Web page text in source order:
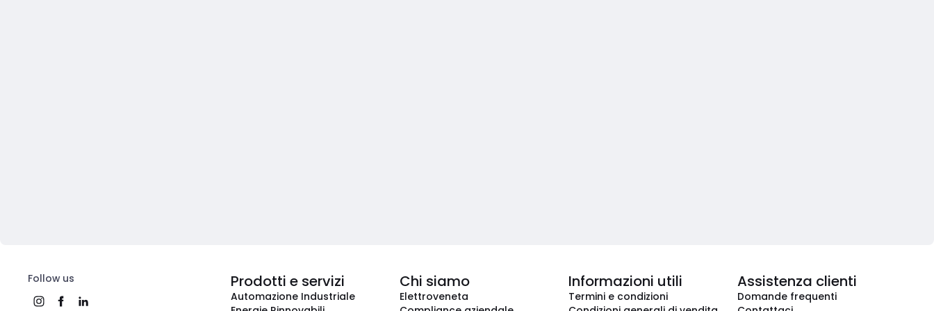
Follow us Prodotti e servizi
Automazione Industriale
Chi siamo
Elettroveneta
Informazioni utili
Termini e condizioni
Assistenza clienti
Domande frequenti